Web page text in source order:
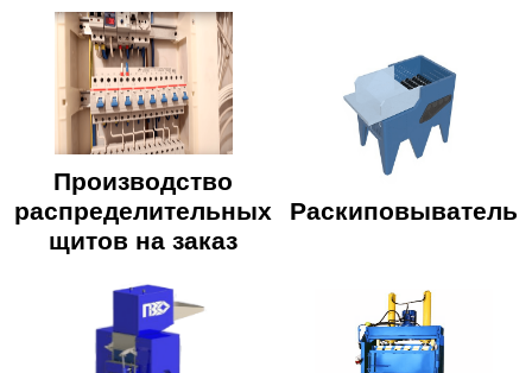
Производство
распределительных
щитов на заказ
Раскиповыватель